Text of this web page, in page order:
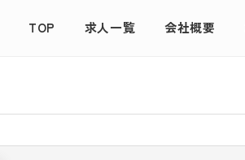
TOP 求人一覧 会社概要